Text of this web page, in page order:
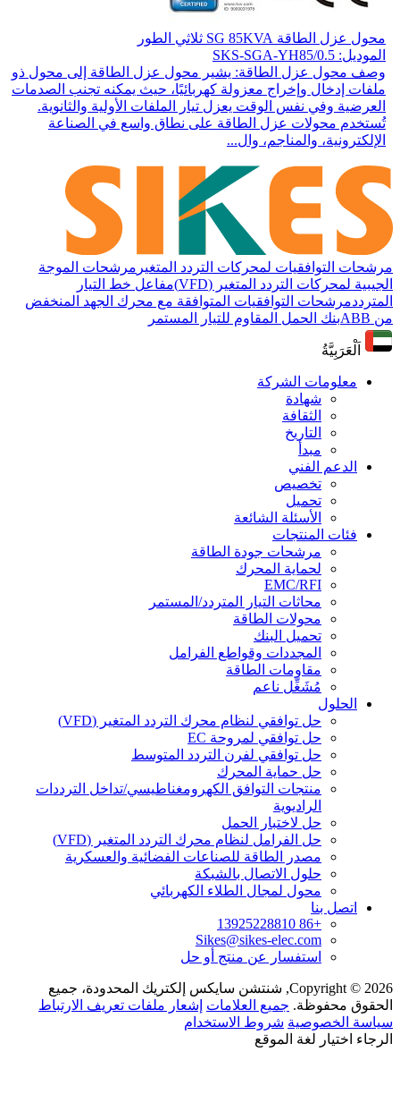
محول عزل الطاقة SG 85KVA ثلاثي الطور
الموديل: SKS-SGA-YH85/0.5
وصف محول عزل الطاقة: يشير محول عزل الطاقة إلى محول ذو
ملفات إدخال وإخراج معزولة كهربائيًا، حيث يمكنه تجنب الصدمات
العرضية وفي نفس الوقت يعزل تيار الملفات الأولية والثانوية.
تُستخدم محولات عزل الطاقة على نطاق واسع في الصناعة
الإلكترونية، والمناجم، وال...
مرشحات التوافقيات لمحركات التردد المتغير مرشحات الموجة
الجيبية لمحركات التردد المتغير (VFD)
مفاعل خط التيار
المترددمرشحات التوافقيات المتوافقة مع محرك الجهد المنخفض
من ABB
بنك الحمل المقاوم للتيار المستمر
اَلْعَرَبِيَّةُ
معلومات الشركة
شهادة
الثقافة
التاريخ
مبدأ
الدعم الفني
تخصيص
تحميل
الأسئلة الشائعة
فئات المنتجات
مرشحات جودة الطاقة
لحماية المحرك
EMC/RFI
محاثات التيار المتردد/المستمر
محولات الطاقة
تحميل البنك
المجددات وقواطع الفرامل
مقاومات الطاقة
مُشَغِّل ناعم
الحلول
حل توافقي لنظام محرك التردد المتغير (VFD)
حل توافقي لمروحة EC
حل توافقي لفرن التردد المتوسط
حل حماية المحرك
منتجات التوافق الكهرومغناطيسي/تداخل الترددات
الراديوية
حل لاختبار الحمل
حل الفرامل لنظام محرك التردد المتغير (VFD)
مصدر الطاقة للصناعات الفضائية والعسكرية
حلول الاتصال بالشبكة
محول لمجال الطلاء الكهربائي
اتصل بنا
+86 13925228810
Sikes@sikes-elec.com
استفسار عن منتج أو حل
Copyright © 2026, شنتشن سايكس إلكتريك المحدودة، جميع
الحقوق محفوظة. جميع العلامات إشعار ملفات تعريف الارتباط
سياسة الخصوصية شروط الاستخدام
الرجاء اختيار لغة الموقع